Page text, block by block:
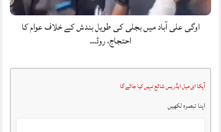
اوگی علی آباد میں بجلی کی طویل بندش کے خلاف عوام کا
احتجاج، روڈ…
آپکا ای میل ایڈریس شائع نہیں کیا جائے گا
اپنا تبصرہ لکھیں